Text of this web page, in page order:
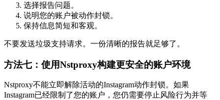
选择报告问题。
说明您的账户被动作封锁。
保持信息简短和客观。
不要发送垃圾支持请求。一份清晰的报告就足够了。
方法七：使用Nstproxy构建更安全的账户环境
Nstproxy不能立即解除活动的Instagram动作封锁。如果
Instagram已经限制了您的账户，您仍需要停止风险行为并等